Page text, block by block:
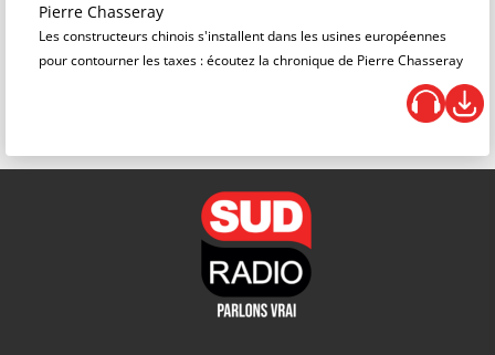
Pierre Chasseray
Les constructeurs chinois s'installent dans les usines européennes
pour contourner les taxes : écoutez la chronique de Pierre Chasseray